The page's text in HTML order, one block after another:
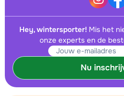
Hey, wintersporter! Mis het
onze experts en de
Nu